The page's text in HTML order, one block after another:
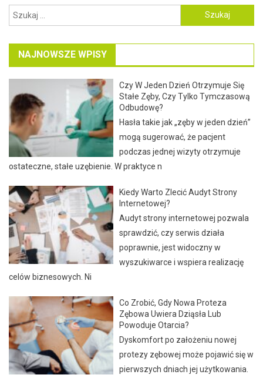
Szukaj:
NAJNOWSZE WPISY
Czy W Jeden Dzień Otrzymuje Się
Stałe Zęby, Czy Tylko Tymczasową
Odbudowę?
Hasła takie jak „zęby w jeden dzień”
mogą sugerować, że pacjent
podczas jednej wizyty otrzymuje
ostateczne, stałe uzębienie. W praktyce n
Kiedy Warto Zlecić Audyt Strony
Internetowej?
Audyt strony internetowej pozwala
sprawdzić, czy serwis działa
poprawnie, jest widoczny w
wyszukiwarce i wspiera realizację
celów biznesowych. Ni
Co Zrobić, Gdy Nowa Proteza
Zębowa Uwiera Dziąsła Lub
Powoduje Otarcia?
Dyskomfort po założeniu nowej
protezy zębowej może pojawić się w
pierwszych dniach jej użytkowania.